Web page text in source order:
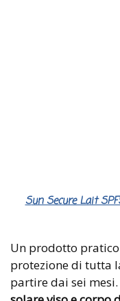
Sun Secure Lait
Un prodotto
protezione di tutta
partire dai sei mesi.